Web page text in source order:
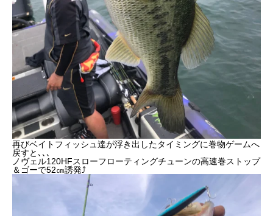
再びベイトフィッシュ達が浮き出したタイミングに巻物ゲームへ
戻すと､､､
ノヴェル120HFスローフローティングチューンの高速巻ストップ
＆ゴーで52㎝誘発⤴︎